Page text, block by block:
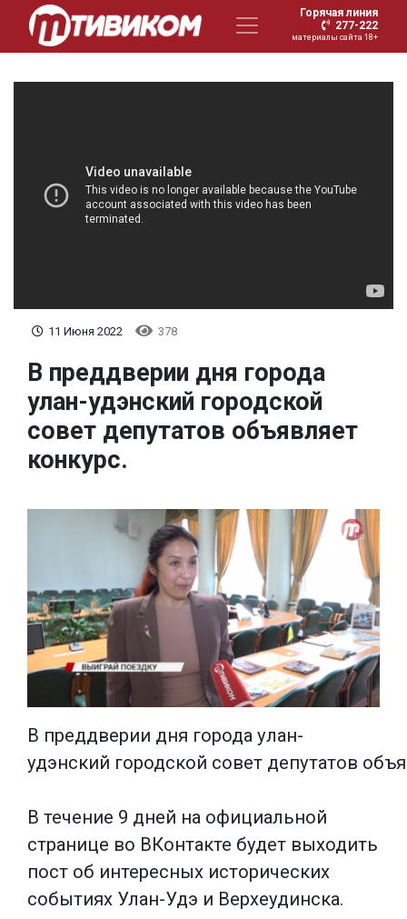
Горячая линия
277-222
материалы сайта 18+
11 Июня 2022 378
В преддверии дня города
улан-удэнский городской
совет депутатов объявляет
конкурс.
В преддверии дня города улан-
удэнский городской совет депутатов
В течение 9 дней на официальной
странице во ВКонтакте будет выходить
пост об интересных исторических
событиях Улан-Удэ и Верхеудинска.